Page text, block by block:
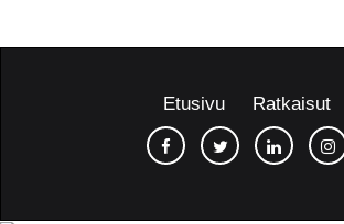
Etusivu Ratkaisut